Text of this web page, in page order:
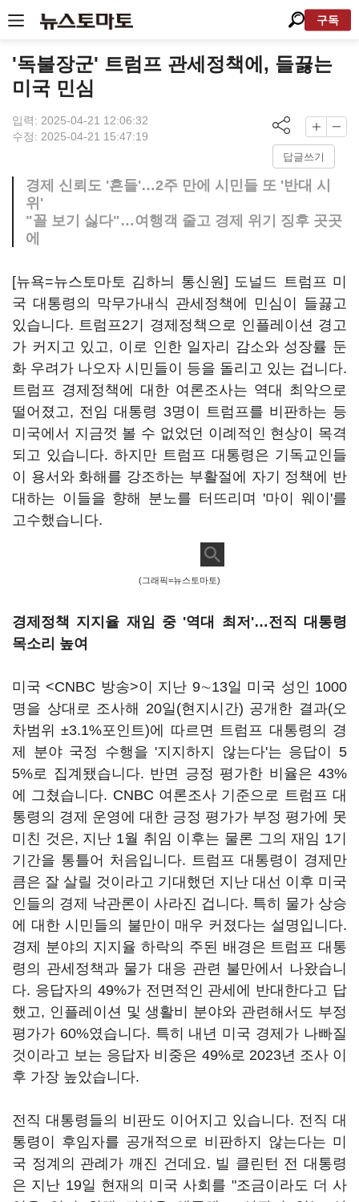
구독
'독불장군' 트럼프 관세정책에, 들끓는
미국 민심
입력: 2025-04-21 12:06:32
수정: 2025-04-21 15:47:19
답글쓰기
경제 신뢰도 '흔들'…2주 만에 시민들 또 '반대 시
위'
"꼴 보기 싫다"…여행객 줄고 경제 위기 징후 곳곳
에
[뉴욕=뉴스토마토 김하늬 통신원] 도널드 트럼프 미
국 대통령의 막무가내식 관세정책에 민심이 들끓고
있습니다. 트럼프2기 경제정책으로 인플레이션 경고
가 커지고 있고, 이로 인한 일자리 감소와 성장률 둔
화 우려가 나오자 시민들이 등을 돌리고 있는 겁니다.
트럼프 경제정책에 대한 여론조사는 역대 최악으로
떨어졌고, 전임 대통령 3명이 트럼프를 비판하는 등
미국에서 지금껏 볼 수 없었던 이례적인 현상이 목격
되고 있습니다. 하지만 트럼프 대통령은 기독교인들
이 용서와 화해를 강조하는 부활절에 자기 정책에 반
대하는 이들을 향해 분노를 터뜨리며 '마이 웨이'를
고수했습니다.
(그래픽=뉴스토마토)
경제정책 지지율 재임 중 '역대 최저'…전직 대통령
목소리 높여
미국 <CNBC 방송>이 지난 9∼13일 미국 성인 1000
명을 상대로 조사해 20일(현지시간) 공개한 결과(오
차범위 ±3.1%포인트)에 따르면 트럼프 대통령의 경
제 분야 국정 수행을 '지지하지 않는다'는 응답이 5
5%로 집계됐습니다. 반면 긍정 평가한 비율은 43%
에 그쳤습니다. CNBC 여론조사 기준으로 트럼프 대
통령의 경제 운영에 대한 긍정 평가가 부정 평가에 못
미친 것은, 지난 1월 취임 이후는 물론 그의 재임 1기
기간을 통틀어 처음입니다. 트럼프 대통령이 경제만
큼은 잘 살릴 것이라고 기대했던 지난 대선 이후 미국
인들의 경제 낙관론이 사라진 겁니다. 특히 물가 상승
에 대한 시민들의 불만이 매우 커졌다는 설명입니다.
경제 분야의 지지율 하락의 주된 배경은 트럼프 대통
령의 관세정책과 물가 대응 관련 불만에서 나왔습니
다. 응답자의 49%가 전면적인 관세에 반대한다고 답
했고, 인플레이션 및 생활비 분야와 관련해서도 부정
평가가 60%였습니다. 특히 내년 미국 경제가 나빠질
것이라고 보는 응답자 비중은 49%로 2023년 조사 이
후 가장 높았습니다.
전직 대통령들의 비판도 이어지고 있습니다. 전직 대
통령이 후임자를 공개적으로 비판하지 않는다는 미
국 정계의 관례가 깨진 건데요. 빌 클린턴 전 대통령
은 지난 19일 현재의 미국 사회를 "조금이라도 더 사